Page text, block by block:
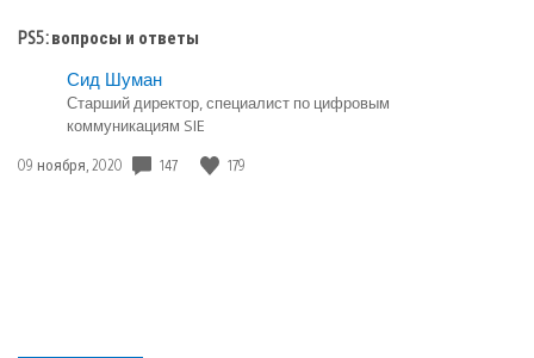
PS5: вопросы и ответы
Сид Шуман
Старший директор, специалист по цифровым
коммуникациям SIE
Дата
09 ноября, 2020 147 179